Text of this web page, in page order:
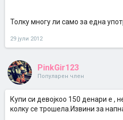
Толку многу ли само за една
29 јули 2012
PinkGir123
Популарен член
Купи си девојкоо 150 денари е ,
колку се трошела.Извини за